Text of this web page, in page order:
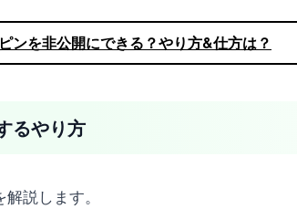
ンを非公開にできる？やり方&仕方は？
るやり方
説します。